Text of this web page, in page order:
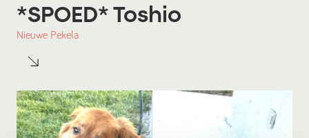
*SPOED* Toshio
Nieuwe Pekela